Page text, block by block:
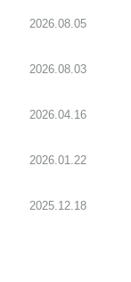
2026.08.05
2026.08.03
2026.04.16
2026.01.22
2025.12.18